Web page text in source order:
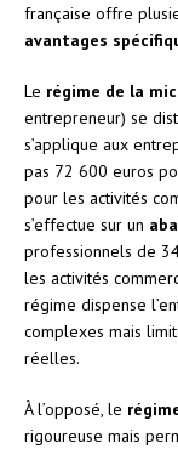
française offre
avantages
Le régime de la
entrepreneur) se
s’applique aux
pas 72 600 euros
pour les activités
s’effectue sur un
professionnels de
les activités
régime dispense
complexes mais
réelles.
À l’opposé, le
rigoureuse mais